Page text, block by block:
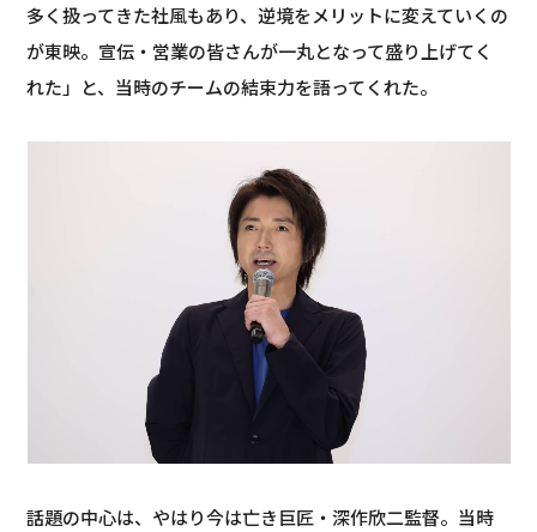
多く扱ってきた社風もあり、逆境をメリットに変えていくの
が東映。宣伝・営業の皆さんが一丸となって盛り上げてく
れた」と、当時のチームの結束力を語ってくれた。
話題の中心は、やはり今は亡き巨匠・深作欣二監督。当時